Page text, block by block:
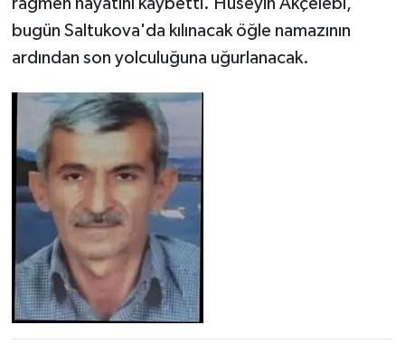
bugün Saltukova'da kılınacak öğle namazının
ardından son yolculuğuna uğurlanacak.